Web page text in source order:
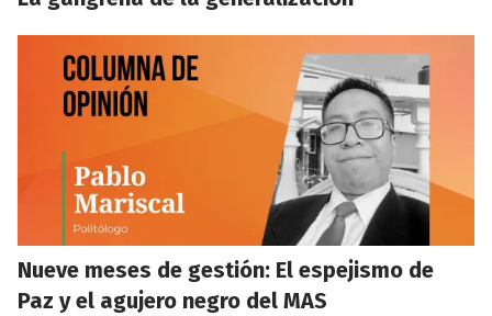
Nueve meses de gestión: El espejismo de
Paz y el agujero negro del MAS